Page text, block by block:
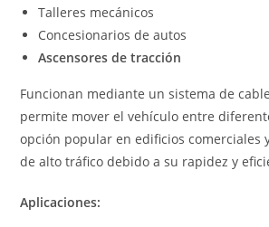
Talleres mecánicos
Concesionarios de autos
Ascensores de tracción
Funcionan mediante un sistema de
permite mover el vehículo entre
opción popular en edificios comerciales
de alto tráfico debido a su rapidez y
Aplicaciones: